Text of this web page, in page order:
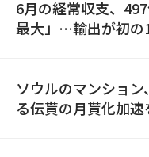
6月の経常収支、
最大」…輸出が初の
ソウルのマンショ
る伝貰の月貰化加速